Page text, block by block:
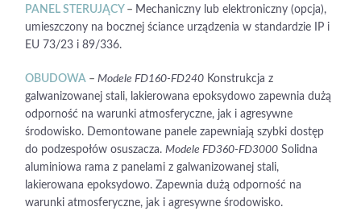
PANEL STERUJĄCY – Mechaniczny lub elektroniczny (opcja),
umieszczony na bocznej ściance urządzenia w standardzie IP i
EU 73/23 i 89/336.
OBUDOWA –Modele FD160-FD240 Konstrukcja z
galwanizowanej stali, lakierowana epoksydowo zapewnia dużą
odporność na warunki atmosferyczne, jak i agresywne
środowisko. Demontowane panele zapewniają szybki dostęp
do podzespołów osuszacza.Modele FD360-FD3000 Solidna
aluminiowa rama z panelami z galwanizowanej stali,
lakierowana epoksydowo. Zapewnia dużą odporność na
warunki atmosferyczne, jak i agresywne środowisko.